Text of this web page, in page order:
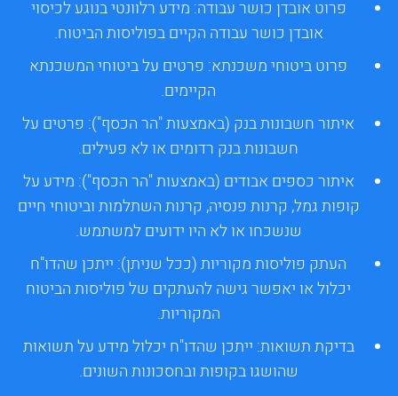
פרוט אובדן כושר עבודה: מידע רלוונטי בנוגע לכיסוי
אובדן כושר עבודה הקיים בפוליסות הביטוח.
פרוט ביטוחי משכנתא: פרטים על ביטוחי המשכנתא
הקיימים.
איתור חשבונות בנק (באמצעות "הר הכסף"): פרטים על
חשבונות בנק רדומים או לא פעילים.
איתור כספים אבודים (באמצעות "הר הכסף"): מידע על
קופות גמל, קרנות פנסיה, קרנות השתלמות וביטוחי חיים
שנשכחו או לא היו ידועים למשתמש.
העתק פוליסות מקוריות (ככל שניתן): ייתכן שהדו"ח
יכלול או יאפשר גישה להעתקים של פוליסות הביטוח
המקוריות.
בדיקת תשואות: ייתכן שהדו"ח יכלול מידע על תשואות
שהושגו בקופות ובחסכונות השונים.